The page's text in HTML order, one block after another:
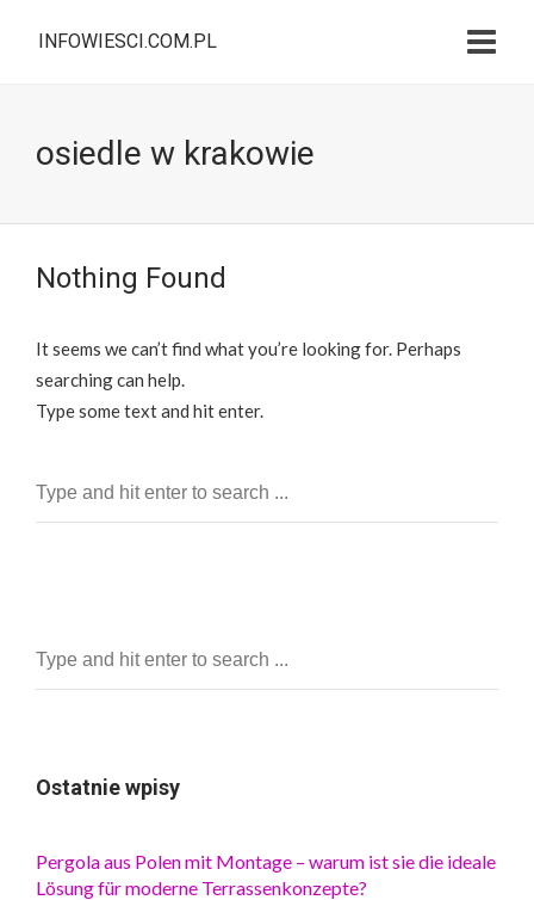
INFOWIESCI.COM.PL
osiedle w krakowie
Nothing Found
It seems we can’t find what you’re looking for. Perhaps
searching can help.
Type some text and hit enter.
Ostatnie wpisy
Pergola aus Polen mit Montage – warum ist sie die ideale
Lösung für moderne Terrassenkonzepte?